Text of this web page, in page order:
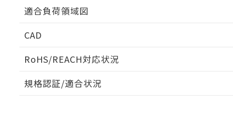
適合負荷領域図
CAD
RoHS/REACH対応状況
EU RoHS 注意事項・凡例
規格認証/適合状況